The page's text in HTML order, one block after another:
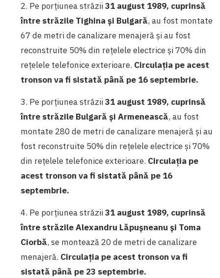
2. Pe porțiunea străzii31 august 1989, cuprinsă
între străzile Tighina și Bulgară, au fost montate
67 de metri de canalizare menajeră și au fost
reconstruite 50% din rețelele electrice și 70% din
rețelele telefonice exterioare. Circulația pe acest
tronson va fi sistată până pe 16 septembrie.
3. Pe porțiunea străzii31 august 1989, cuprinsă
între străzile Bulgară și Armenească, au fost
montate 280 de metri de canalizare menajeră și au
fost reconstruite 50% din rețelele electrice și 70%
din rețelele telefonice exterioare. Circulația pe
acest tronson va fi sistată până pe 16
septembrie.
4. Pe porțiunea străzii31 august 1989, cuprinsă
între străzile Alexandru Lăpușneanu și Toma
Ciorbă, se montează 20 de metri de canalizare
menajeră. Circulația pe acest tronson va fi
sistată până pe 23 septembrie.